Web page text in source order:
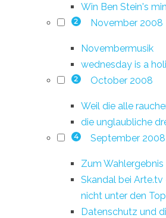
Win Ben Stein's
2 November 2008
Novembermusik
wednesday is a
2 October 2008
Weil die alle
die unglaubliche
4 September 2008
Zum Wahlergebnis
Skandal bei Arte.tv
nicht unter den
Datenschutz und